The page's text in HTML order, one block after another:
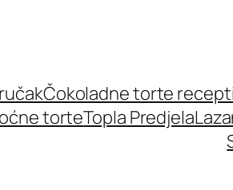
Čokoladne torte recepti
torteTopla Predjela